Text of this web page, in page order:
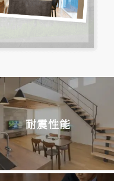
耐震性能